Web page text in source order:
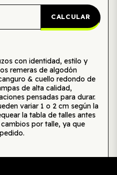
CALCULAR
con identidad, estilo y
remeras de algodón
& cuello redondo de
de alta calidad,
pensadas para durar.
variar 1 o 2 cm según la
la tabla de talles antes
por talle, ya que